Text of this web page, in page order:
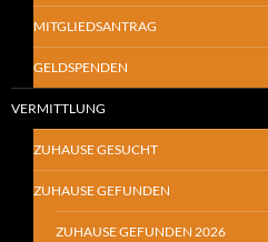
MITGLIEDSANTRAG
GELDSPENDEN
VERMITTLUNG
ZUHAUSE GESUCHT
ZUHAUSE GEFUNDEN
ZUHAUSE GEFUNDEN 2026